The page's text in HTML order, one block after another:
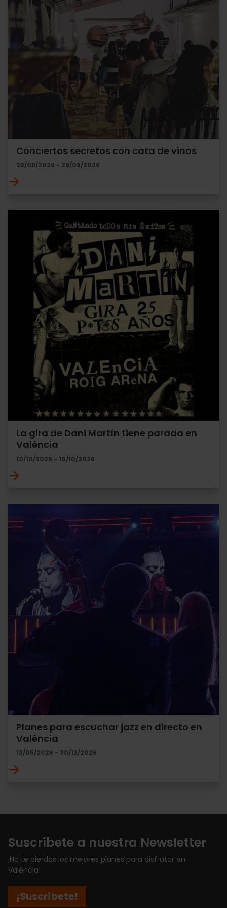
Conciertos secretos con cata de vinos
29/08/2026 - 29/08/2026
La gira de Dani Martín tiene parada en
València
10/10/2026 - 10/10/2026
Planes para escuchar jazz en directo en
València
13/05/2026 - 30/12/2026
Suscríbete a nuestra Newsletter
¡No te pierdas los mejores planes para disfrutar en
València!
¡Suscríbete!